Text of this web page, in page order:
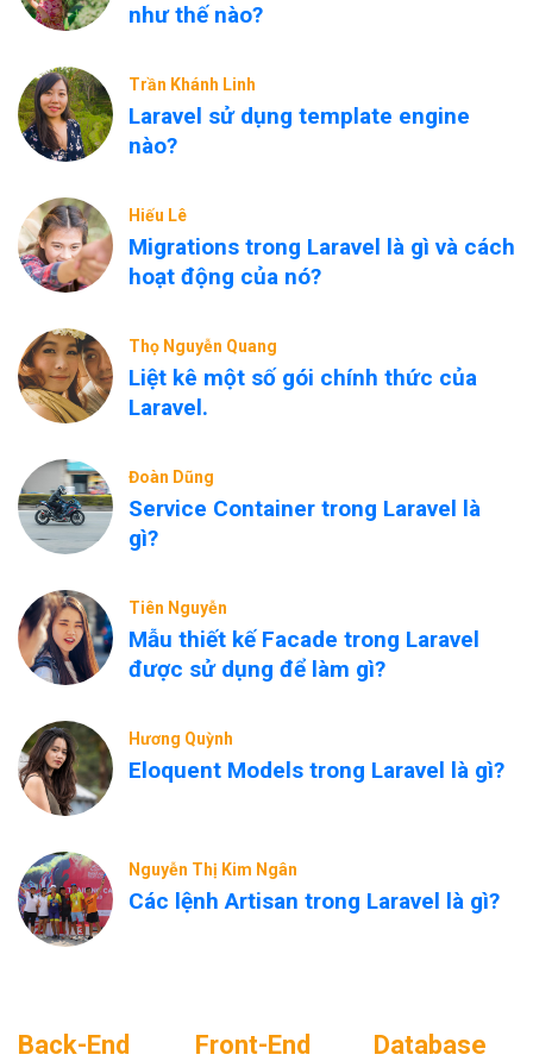
như thế nào?
Trần Khánh Linh
Laravel sử dụng template engine
nào?
Hiếu Lê
Migrations trong Laravel là gì và cách
hoạt động của nó?
Thọ Nguyễn Quang
Liệt kê một số gói chính thức của
Laravel.
Đoàn Dũng
Service Container trong Laravel là
gì?
Tiên Nguyễn
Mẫu thiết kế Facade trong Laravel
được sử dụng để làm gì?
Hương Quỳnh
Eloquent Models trong Laravel là gì?
Nguyễn Thị Kim Ngân
Các lệnh Artisan trong Laravel là gì?
Back-End Front-End Database